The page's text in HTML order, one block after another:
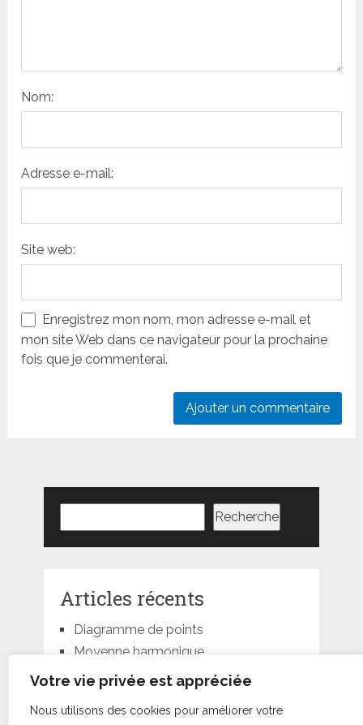
Votre vie privée est appréciée
Nous utilisons des cookies pour améliorer votre
Nom:
Adresse e-mail:
Site web:
Enregistrez mon nom, mon adresse e-mail et
mon site Web dans ce navigateur pour la prochaine
fois que je commenterai.
Recherche
Articles récents
Diagramme de points
Moyenne harmonique
Moyenne géométrique
Moyenne pondérée